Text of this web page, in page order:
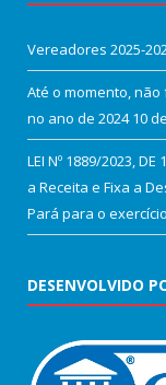
Vereadores 2025-
Até o momento,
no ano de 2024 10
LEI Nº 1889/2023, DE
a Receita e Fixa a
Pará para o
DESENVOLVIDO